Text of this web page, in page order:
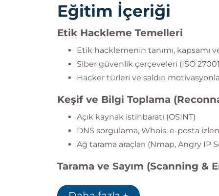
Eğitim İçeriği
Etik Hackleme Temelleri
Etik hacklemenin tanımı, kapsamı
Siber güvenlik çerçeveleri (ISO
Hacker türleri ve saldırı
Keşif ve Bilgi Toplama
Açık kaynak istihbaratı (OSINT)
DNS sorgulama, Whois, e-posta
Ağ tarama araçları (Nmap, Angry IP
Tarama ve Sayım (Scanning &
Port tarama teknikleri